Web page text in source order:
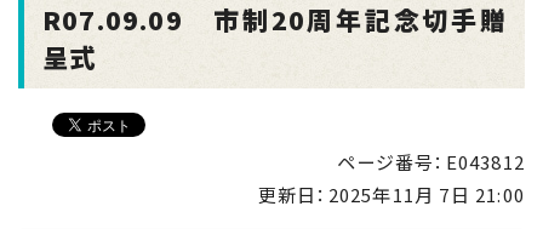
R07.09.09 市制20周年記念切手贈
呈式
ページ番号：E043812
更新日： 2025年11月 7日 21:00